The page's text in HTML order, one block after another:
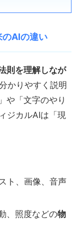
のAIの違い
則を理解しなが
かりやすく説明
や「文字のやり
ジカルAIは「現
ト、画像、音声
、照度などの物